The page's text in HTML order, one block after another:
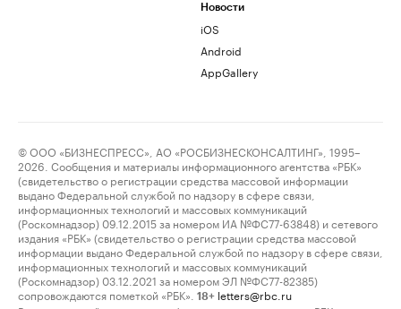
Новости
iOS
Android
AppGallery
© ООО «БИЗНЕСПРЕСС», АО «РОСБИЗНЕСКОНСАЛТИНГ», 1995–
2026. Сообщения и материалы информационного агентства «РБК»
(свидетельство о регистрации средства массовой информации
выдано Федеральной службой по надзору в сфере связи,
информационных технологий и массовых коммуникаций
(Роскомнадзор) 09.12.2015 за номером ИА №ФС77-63848) и сетевого
издания «РБК» (свидетельство о регистрации средства массовой
информации выдано Федеральной службой по надзору в сфере связи,
информационных технологий и массовых коммуникаций
(Роскомнадзор) 03.12.2021 за номером ЭЛ №ФС77-82385)
сопровождаются пометкой «РБК».
18+ letters@rbc.ru